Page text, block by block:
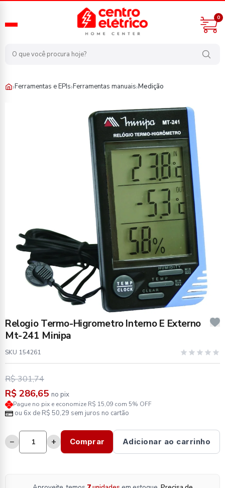
0
›Ferramentas e EPIs›Ferramentas manuais›Medição
Relogio Termo-Higrometro Interno E Externo
Mt-241 Minipa
SKU 154261
R$ 301,74
R$ 286,65 no pix
Pague no pix e economize R$ 15,09 com 5% OFF
ou 6x de R$ 50,29 sem juros no cartão
− + Comprar Adicionar ao carrinho